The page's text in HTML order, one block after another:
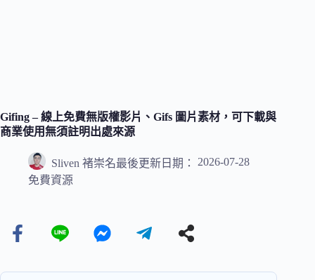
Gifing – 線上免費無版權影片、Gifs 圖片素材，可下載與
商業使用無須註明出處來源
Sliven 褚崇名最後更新日期：
2026-07-28
免費資源